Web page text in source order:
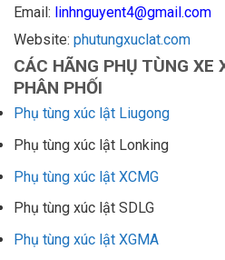
Email: linhnguyent4@gmail.com
Website: phutungxuclat.com
CÁC HÃNG PHỤ TÙNG XE
PHÂN PHỐI
Phụ tùng xúc lật Liugong
Phụ tùng xúc lật Lonking
Phụ tùng xúc lật XCMG
Phụ tùng xúc lật SDLG
Phụ tùng xúc lật XGMA